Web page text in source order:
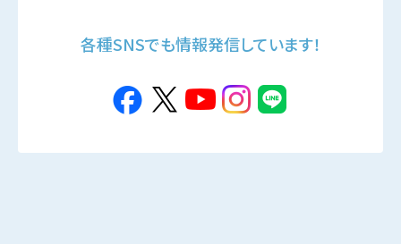
各種SNSでも情報発信しています！